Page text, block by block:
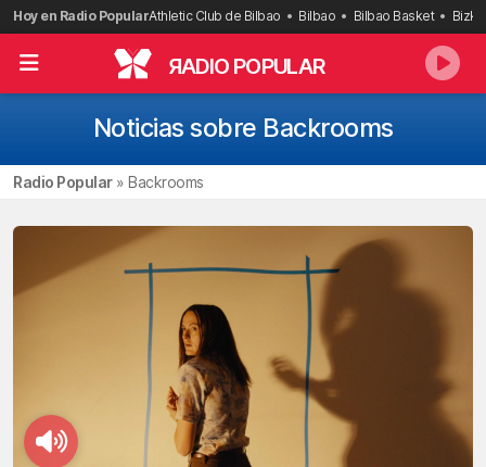
Saltar
al
contenido
Hoy en Radio PopularAthletic Club de Bilbao Bilbao Bilbao Basket
RADIO POPULAR
Noticias sobre Backrooms
Radio Popular» Backrooms